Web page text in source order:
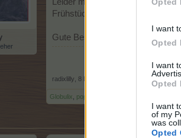
I want
Opted
I want
Opted
I want
of my
was
Opted
Frühstück da muss ich noch
Gute Besserung den
radixlilly 8 Dezember 2016
Globulix populos